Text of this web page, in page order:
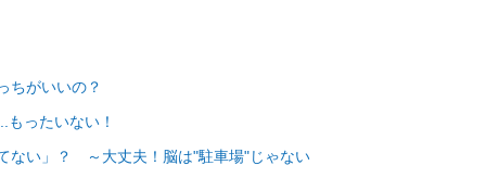
がいいの？
ったいない！
い」？ ～大丈夫！脳は"駐車場"じゃない